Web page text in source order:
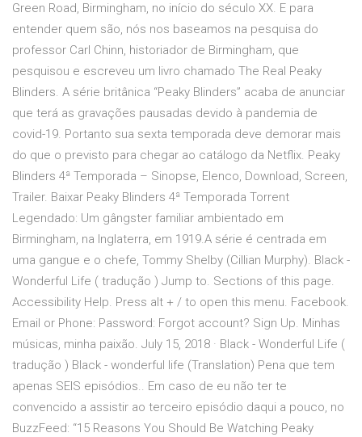
Green Road, Birmingham, no início do século XX. E para
entender quem são, nós nos baseamos na pesquisa do
professor Carl Chinn, historiador de Birmingham, que
pesquisou e escreveu um livro chamado The Real Peaky
Blinders. A série britânica “Peaky Blinders” acaba de anunciar
que terá as gravações pausadas devido à pandemia de
covid-19. Portanto sua sexta temporada deve demorar mais
do que o previsto para chegar ao catálogo da Netflix. Peaky
Blinders 4ª Temporada – Sinopse, Elenco, Download, Screen,
Trailer. Baixar Peaky Blinders 4ª Temporada Torrent
Legendado: Um gângster familiar ambientado em
Birmingham, na Inglaterra, em 1919.A série é centrada em
uma gangue e o chefe, Tommy Shelby (Cillian Murphy). Black -
Wonderful Life ( tradução ) Jump to. Sections of this page.
Accessibility Help. Press alt + / to open this menu. Facebook.
Email or Phone: Password: Forgot account? Sign Up. Minhas
músicas, minha paixão. July 15, 2018 · Black - Wonderful Life (
tradução ) Black - wonderful life (Translation) Pena que tem
apenas SEIS episódios.. Em caso de eu não ter te
convencido a assistir ao terceiro episódio daqui a pouco, no
BuzzFeed: “15 Reasons You Should Be Watching Peaky